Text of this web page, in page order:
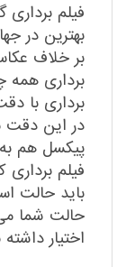
بهترین در
بر خلاف
برداری
فیلم برداری
باید حالت
اختیار